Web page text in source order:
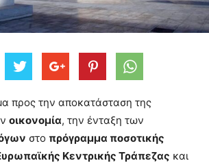
προς την αποκατάσταση της
οικονομία, την ένταξη των
στο πρόγραμμα ποσοτικής
Κεντρικής Τράπεζας και